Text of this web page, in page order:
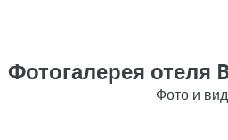
Фотогалерея отеля
Фото и